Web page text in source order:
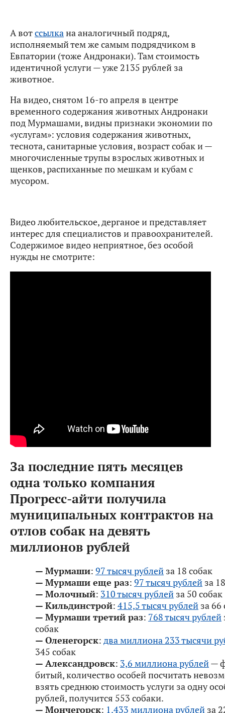
А вотссылкана аналогичный подряд,
исполняемый тем же самым подрядчиком в
Евпатории (тоже Андронаки). Там стоимость
идентичной услуги — уже 2135 рублей за
животное.
На видео, снятом 16-го апреля в центре
временного содержания животных Андронаки
под Мурмашами, видны признаки экономии по
«услугам»: условия содержания животных,
теснота, санитарные условия, возраст собак и —
многочисленные трупы взрослых животных и
щенков, распиханные по мешкам и кубам с
мусором.
Видео любительское, дерганое и представляет
интерес для специалистов и правоохранителей.
Содержимое видео неприятное, без особой
нужды не смотрите:
За последние пять месяцев
одна только компания
Прогресс-айти получила
муниципальных контрактов на
отлов собак на девять
миллионов рублей
— Мурмаши: 97 тысяч рублей за 18 собак
— Мурмаши еще раз: 97 тысяч рублей за
— Молочный: 310 тысяч рублей за 50 собак
— Кильдинстрой: 415,5 тысяч рублей за 66
— Мурмаши третий раз: 768 тысяч рублей
собак
— Оленегорск: два миллиона 233 тысячи
345 собак
— Александровск: 3,6 миллиона рублей—
битый, количество особей посчитать
взять среднюю стоимость услуги за одну
рублей, получится 553 собаки.
— Мончегорск: 1,433 миллиона рублей за